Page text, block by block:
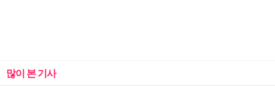
많이 본 기사